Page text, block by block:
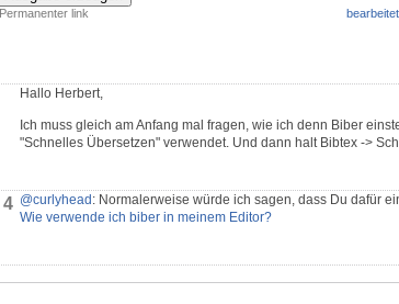
Permanenter link bearbeitet
Hallo Herbert,
Ich muss gleich am Anfang mal fragen, wie ich denn Biber
"Schnelles Übersetzen" verwendet. Und dann halt Bibtex ->
4 @curlyhead : Normalerweise würde ich sagen, dass Du dafür
Wie verwende ich biber in meinem Editor?